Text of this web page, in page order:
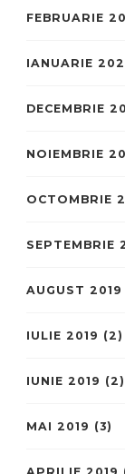
FEBRUARIE
IANUARIE
DECEMBRIE
NOIEMBRIE
OCTOMBRIE
SEPTEMBRIE
AUGUST 2019
IULIE 2019 (2)
IUNIE 2019 (2)
MAI 2019 (3)